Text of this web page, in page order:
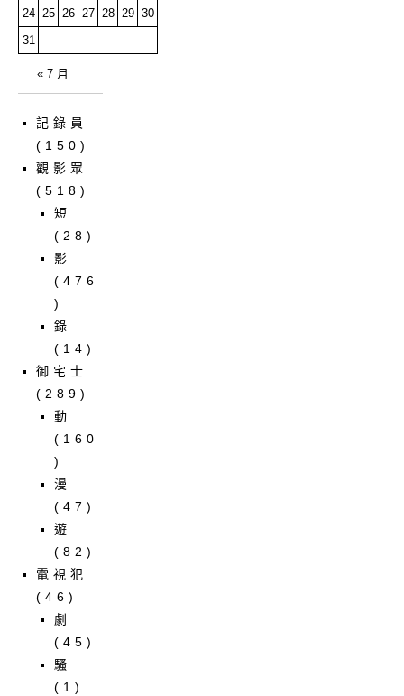
24 25 26 27 28 29 30
31
« 7 月
記錄員
(150)
觀影眾
(518)
短
(28)
影
(476
)
錄
(14)
御宅士
(289)
動
(160
)
漫
(47)
遊
(82)
電視犯
(46)
劇
(45)
騷
(1)